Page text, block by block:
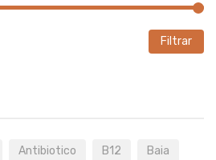
Filtrar
Antibiotico B12 Baia